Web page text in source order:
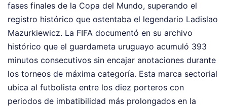
fases finales de la Copa del Mundo, superando el
registro histórico que ostentaba el legendario Ladislao
Mazurkiewicz. La FIFA documentó en su archivo
histórico que el guardameta uruguayo acumuló 393
minutos consecutivos sin encajar anotaciones durante
los torneos de máxima categoría. Esta marca sectorial
ubica al futbolista entre los diez porteros con
periodos de imbatibilidad más prolongados en la